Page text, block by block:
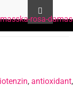
, antioxidant,